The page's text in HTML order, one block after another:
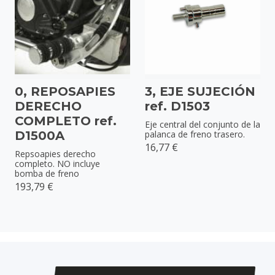
0, REPOSAPIES
DERECHO
COMPLETO ref.
D1500A
Repsoapies derecho
completo. NO incluye
bomba de freno
193,79 €
3, EJE SUJECIÓN
ref. D1503
Eje central del conjunto de la
palanca de freno trasero.
16,77 €